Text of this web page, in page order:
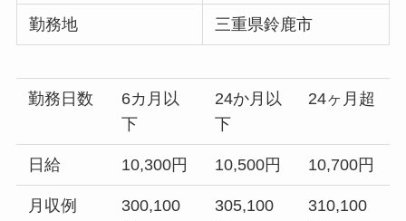
勤務地 三重県鈴鹿市
勤務日数
6カ月以
下
24か月以
下
24ヶ月超
日給 10,300円 10,500円 10,700円
月収例
300,100
305,100
310,100